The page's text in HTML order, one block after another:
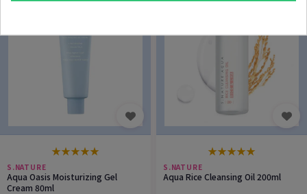
★★★★★
S.NATURE
Aqua Oasis Moisturizing Gel
Cream 80ml
★★★★★
S.NATURE
Aqua Rice Cleansing Oil 200ml